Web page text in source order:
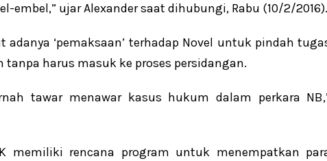
embel,” ujar Alexander saat dihubungi, Rabu (10/2/2016).
‘pemaksaan’ terhadap Novel untuk pindah
tanpa harus masuk ke proses persidangan.
tawar menawar kasus hukum dalam perkara
memiliki rencana program untuk menempatkan